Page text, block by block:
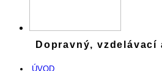
Dopravný, vzdelávací
ÚVOD